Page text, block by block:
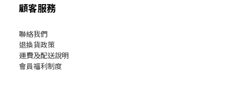
顧客服務
聯絡我們
退換貨政策
運費及配送說明
會員福利制度